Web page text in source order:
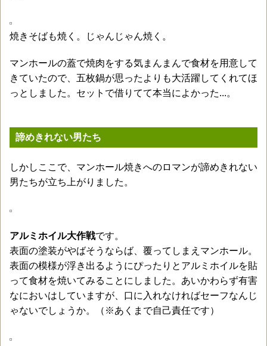
焼きそばも焼く。じゃんじゃん焼く。
マンホールの蓋で焼肉をする気まんまんで食材を用意して
きていたので、五枚鍋が思ったよりも大活躍してくれてほ
っとしました。セットで借りてて本当によかった...。
諦めきれない男たち
しかしここで、マンホール焼きへのロマンが諦めきれない
男たちが立ち上がりました。
アルミホイル大作戦です。
表面の塗装がやばそうならば、覆ってしまえマンホール。
表面の模様が浮き出るようにぴったりとアルミホイルを貼
って食材を焼いてみることにしました。あいかわらず有害
なにおいはしていますが、口に入れなければセーフなんじ
ゃないでしょうか。（※あくまで自己責任です）